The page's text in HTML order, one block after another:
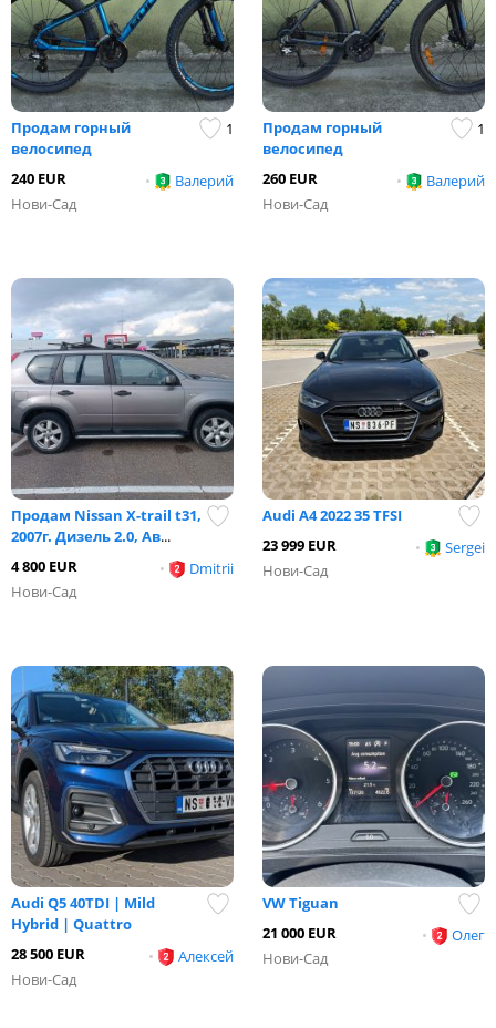
1
Продам горный
велосипед
•
Валерий
240 EUR
Нови-Сад
1
Продам горный
велосипед
•
Валерий
260 EUR
Нови-Сад
Продам Nissan X-trail t31,
2007г. Дизель 2.0, Ав...
•
Dmitrii
4 800 EUR
Нови-Сад
Audi A4 2022 35 TFSI
•
Sergei
23 999 EUR
Нови-Сад
Audi Q5 40TDI | Mild
Hybrid | Quattro
•
Алексей
28 500 EUR
Нови-Сад
VW Tiguan
•
Олег
21 000 EUR
Нови-Сад